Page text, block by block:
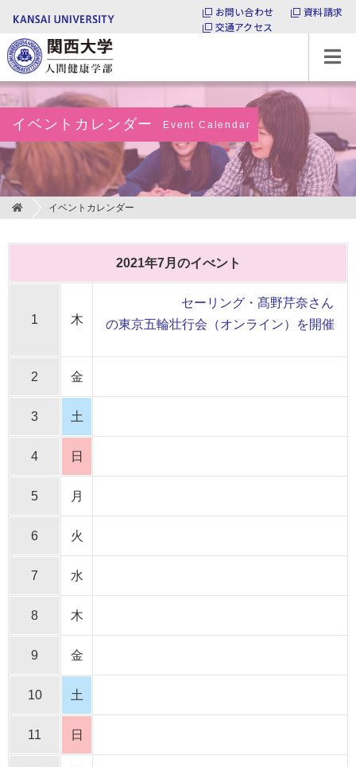
お問い合わせ
資料請求
交通アクセス
イベントカレンダー Event Calendar
イベントカレンダー
2021年7月のイべント
1 木
セーリング・髙野芹奈さん
の東京五輪壮行会（オンライン）を開催
2 金
3 土
4 日
5 月
6 火
7 水
8 木
9 金
10 土
11 日